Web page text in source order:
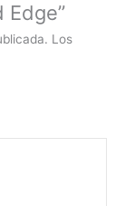
Edge”
Los